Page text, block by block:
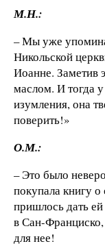
М.Н.:
– Мы уже
Никольской
Иоанне. Заметив
маслом. И тогда
изумления, она
поверить!»
О.М.:
– Это было
покупала книгу
пришлось дать
в Сан-
для нее!